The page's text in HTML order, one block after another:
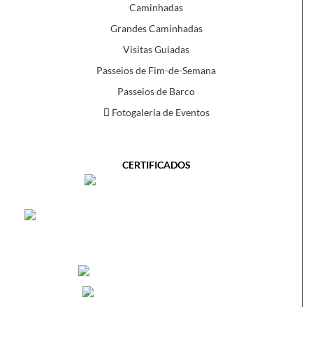
Caminhadas
Grandes Caminhadas
Visitas Guiadas
Passeios de Fim-de-Semana
Passeios de Barco
Fotogaleria de Eventos
CERTIFICADOS